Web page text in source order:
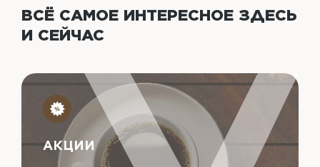
ВСЁ САМОЕ ИНТЕРЕСНОЕ ЗДЕСЬ
И СЕЙЧАС
АКЦИИ